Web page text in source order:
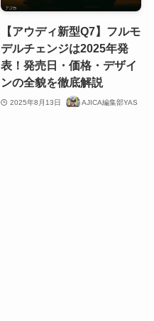
【アウディ新型Q7】フルモ
デルチェンジは2025年発
表！発売日・価格・デザイ
ンの全貌を徹底解説
2025年8月13日 AJICA編集部YAS